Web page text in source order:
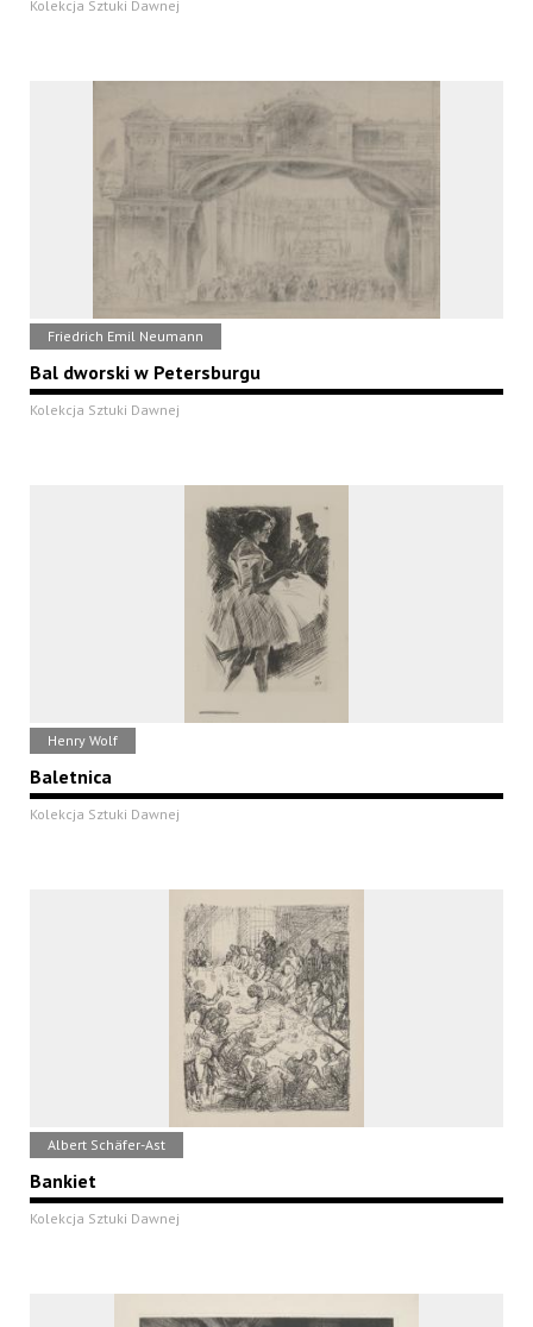
Kolekcja Sztuki Dawnej
Friedrich Emil Neumann
Bal dworski w Petersburgu
Kolekcja Sztuki Dawnej
Henry Wolf
Baletnica
Kolekcja Sztuki Dawnej
Albert Schäfer-Ast
Bankiet
Kolekcja Sztuki Dawnej